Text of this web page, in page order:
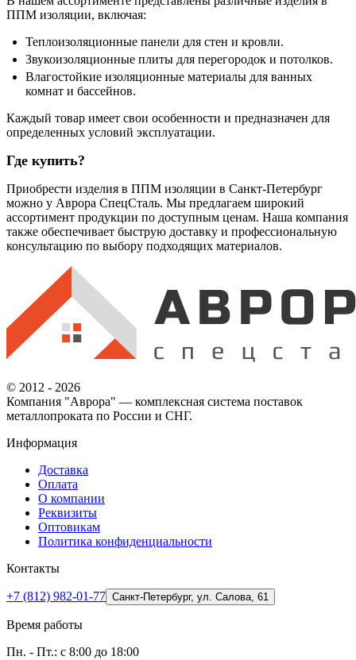
ППМ изоляции, включая:
Теплоизоляционные панели для стен и кровли.
Звукоизоляционные плиты для перегородок и потолков.
Влагостойкие изоляционные материалы для ванных
комнат и бассейнов.
Каждый товар имеет свои особенности и предназначен для
определенных условий эксплуатации.
Где купить?
Приобрести изделия в ППМ изоляции в Санкт-Петербург
можно у Аврора СпецСталь. Мы предлагаем широкий
ассортимент продукции по доступным ценам. Наша компания
также обеспечивает быструю доставку и профессиональную
консультацию по выбору подходящих материалов.
© 2012 - 2026
Компания "Аврора" — комплексная система поставок
металлопроката по России и СНГ.
Информация
Доставка
Оплата
О компании
Реквизиты
Оптовикам
Политика конфиденциальности
Контакты
+7 (812) 982-01-77 Санкт-Петербург, ул. Салова, 61
Время работы
Пн. - Пт.: с 8:00 до 18:00